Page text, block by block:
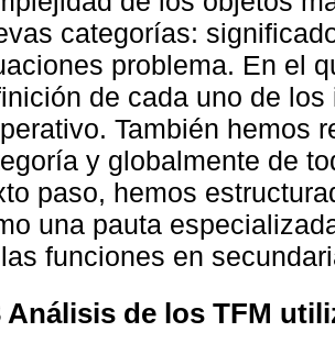
categorías:
problema. En el
de cada uno de
También hemos
y globalmente de
paso, hemos
una pauta
funciones en
Análisis de los TFM